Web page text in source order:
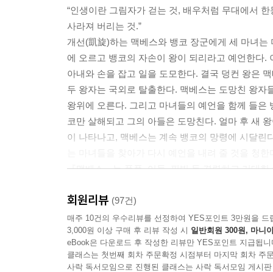
“인생이란 그림자가 걷는 것, 배우처럼 무대에서
사라져 버리는 것.”
개선(凱旋)하는 맥베스와 뱅코 장군에게 세 마녀
에 오르고 뱅코의 자손이 왕이 되리라고 예언한다.
아내와 손을 잡고 일을 도모한다. 결국 덩컨 왕은
두 왕자는 국외로 탈출한다. 맥베스는 도망친 왕자
왕위에 오른다. 그리고 마녀들의 예언을 함께 들은
코만 살해되고 그의 아들은 도망친다. 얼마 후 새
이 나타나고, 맥베스는 계속 뱅코의 망령에 시달린
『맥베스』는 폭풍, 어둠, 핏빛 등 격렬하고 거대
게 그려 낸 셰익스피어의 걸작이다. 최종철 교수는
석해 번역했으며 원문의 길이와 형식을 그대로 살
기 위해 노력했다.
▶ 『맥베스』는 셰익스피어의 비극들 중에서 가
엄청나다고까지 말할 수 있을 것이다. ─ 토마스 만
회원리뷰 (97건)
매주 10건의 우수리뷰를 선정하여 YES포인트 3만원을 드
3,000원 이상 구매 후 리뷰 작성 시 일반회원 300원, 마니
eBook은 다운로드 후 작성한 리뷰만 YES포인트 지급됩니
클래스는 첫번째 회차 주문확정 시점부터 마지막 회차 주
사락 독서모임으로 진행된 클래스는 사락 독서모임 게시